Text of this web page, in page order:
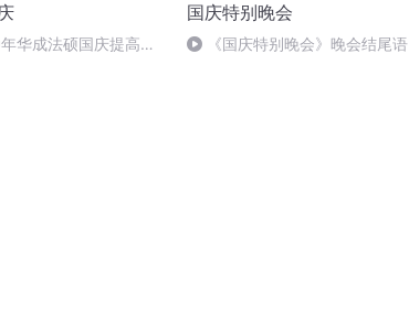
华成法硕国庆提高班
国庆特别晚会
《国庆特别晚会》晚会结尾语